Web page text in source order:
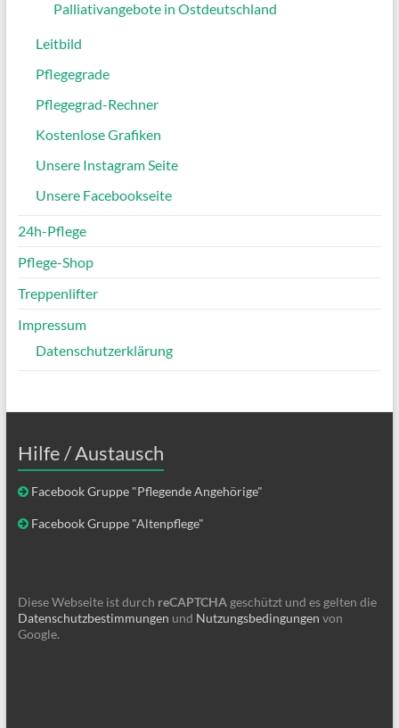
Palliativangebote in Ostdeutschland
Leitbild
Pflegegrade
Pflegegrad-Rechner
Kostenlose Grafiken
Unsere Instagram Seite
Unsere Facebookseite
24h-Pflege
Pflege-Shop
Treppenlifter
Impressum
Datenschutzerklärung
Hilfe / Austausch
Facebook Gruppe "Pflegende Angehörige"
Facebook Gruppe "Altenpflege"
Diese Webseite ist durch reCAPTCHAgeschützt und es gelten die
Datenschutzbestimmungen und Nutzungsbedingungen von
Google.